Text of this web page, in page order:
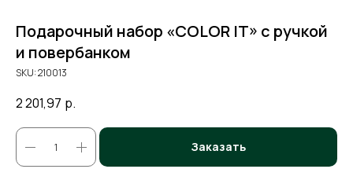
Подарочный набор «COLOR IT» c ручкой
и повербанком
SKU:210013
2 201,97 р.
Заказать